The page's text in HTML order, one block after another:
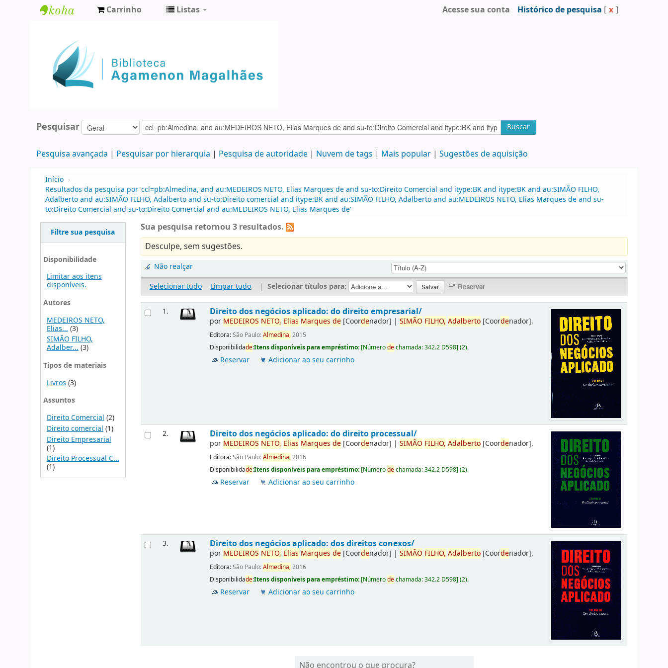
Agamenon
Magalhães
Carrinho Listas Acesse sua conta Histórico de pesquisa [ x ]
Pesquisar Buscar
Pesquisa avançada Pesquisar por hierarquia Pesquisa de autoridade Nuvem de tags Mais popular Sugestões de aquisição
Início ›
Resultados da pesquisa por 'ccl=pb:Almedina, and au:MEDEIROS NETO, Elias Marques de and su-to:Direito Comercial and itype:BK and itype:BK and au:SIMÃO FILHO,
Adalberto and au:SIMÃO FILHO, Adalberto and su-to:Direito comercial and itype:BK and au:SIMÃO FILHO, Adalberto and au:MEDEIROS NETO, Elias Marques de and su-
to:Direito Comercial and su-to:Direito Comercial and au:MEDEIROS NETO, Elias Marques de'
Filtre sua pesquisa
Disponibilidade
Limitar aos itens
disponíveis.
Autores
MEDEIROS NETO,
Elias... (3)
SIMÃO FILHO,
Adalber...(3)
Tipos de materiais
Livros (3)
Assuntos
Direito Comercial (2)
Direito comercial (1)
Direito Empresarial
(1)
Direito Processual C...
(1)
Sua pesquisa retornou 3 resultados.
Desculpe, sem sugestões.
Não realçar
Selecionar tudo
Limpar tudo | Selecionar títulos para:
1. Direito dos negócios aplicado: do direito empresarial/
por MEDEIROS NETO, Elias Marques de [Coordenador] |SIMÃO FILHO, Adalberto [Coordenador].
Editora:São Paulo:Almedina,2015
Disponibilidade:Itens disponíveis para empréstimo: [Númerodechamada:342.2 D598](2).
Reservar Adicionar ao seu carrinho
2. Direito dos negócios aplicado: do direito processual/
por MEDEIROS NETO, Elias Marques de [Coordenador] |SIMÃO FILHO, Adalberto [Coordenador].
Editora:São Paulo:Almedina,2016
Disponibilidade:Itens disponíveis para empréstimo: [Númerodechamada:342.2 D598](2).
Reservar Adicionar ao seu carrinho
3. Direito dos negócios aplicado: dos direitos conexos/
por MEDEIROS NETO, Elias Marques de [Coordenador] |SIMÃO FILHO, Adalberto [Coordenador].
Editora:São Paulo:Almedina,2016
Disponibilidade:Itens disponíveis para empréstimo: [Númerodechamada:342.2 D598](2).
Reservar Adicionar ao seu carrinho